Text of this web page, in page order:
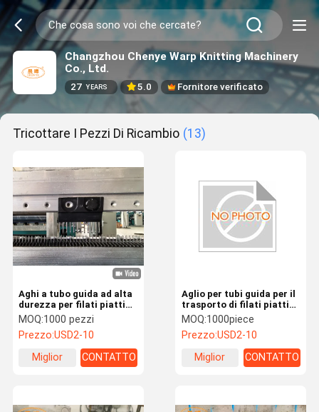
Changzhou Chenye Warp Knitting Machinery
Co., Ltd.
27 YEARS 5.0 Fornitore verificato
Tricottare I Pezzi Di Ricambio (13)
Aghi a tubo guida ad alta
durezza per filati piatti
da convogliare su
macchine da maglia
MOQ:1000 pezzi
Prezzo:USD2-10
Miglior
CONTATTO
Aglio per tubi guida per il
trasporto di filati piatti
sulla macchina
MOQ:1000piece
Prezzo:USD2-10
Miglior
CONTATTO